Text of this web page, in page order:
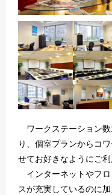
ワークステーション
り、個室プランからコ
せてお好きなようにご利
インターネットやフ
スが充実しているのに